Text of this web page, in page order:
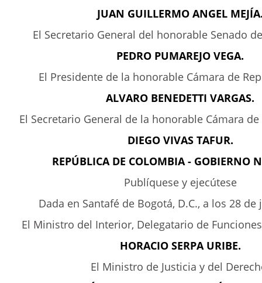
JUAN GUILLERMO ANGEL
El Secretario General del honorable Senado
PEDRO PUMAREJO VEGA.
El Presidente de la honorable Cámara de
ALVARO BENEDETTI VARGAS.
El Secretario General de la honorable Cámara
DIEGO VIVAS TAFUR.
REPÚBLICA DE COLOMBIA - GOBIERNO
Publíquese y ejecútese
Dada en Santafé de Bogotá, D.C., a los 28 de
El Ministro del Interior, Delegatario de
HORACIO SERPA URIBE.
El Ministro de Justicia y del